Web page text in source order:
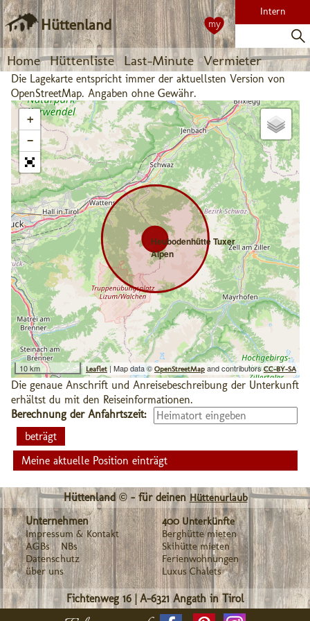
Hüttenland
Home Hüttenliste Last-Minute Vermieter
Intern
my
Die Lagekarte entspricht immer der aktuellsten Version von
OpenStreetMap. Angaben ohne Gewähr.
Heubodenhütte Tuxer
Alpen
+
−
10 km Leaflet | Map data © OpenStreetMap and contributorsCC-BY-SA
Die genaue Anschrift und Anreisebeschreibung der Unterkunft
erhältst du mit den Reiseinformationen.
Berechnung der Anfahrtszeit:
Meine aktuelle Position einträgt
Hüttenland © - für deinen Hüttenurlaub
Unternehmen
Impressum & Kontakt
AGBs
NBs
Datenschutz
über uns
400 Unterkünfte
Berghütte mieten
Skihütte mieten
Ferienwohnungen
Luxus Chalets
Fichtenweg 16|A-6321 Angath in Tirol